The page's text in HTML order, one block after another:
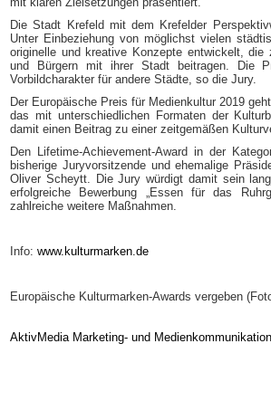
Die Stadt Krefeld mit dem Krefelder
Unter Einbeziehung von möglichst vielen
originelle und kreative Konzepte entwickelt,
und Bürgern mit ihrer Stadt beitragen. Die
Vorbildcharakter für andere Städte, so die Jury.
Der Europäische Preis für Medienkultur 2019
das mit unterschiedlichen Formaten der
damit einen Beitrag zu einer zeitgemäßen
Den Lifetime-Achievement-Award in der
bisherige Juryvorsitzende und ehemalige
Oliver Scheytt. Die Jury würdigt damit sein
erfolgreiche Bewerbung „Essen für das
zahlreiche weitere Maßnahmen.
Info: www.kulturmarken.de
Europäische Kulturmarken-Awards vergeben
AktivMedia Marketing- und